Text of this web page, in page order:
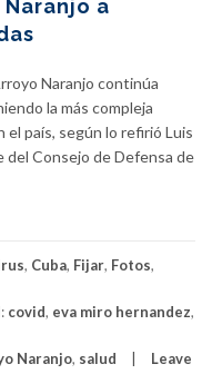
a
Naranjo continúa
la más compleja
país, según lo refirió Luis
Consejo de Defensa de
, Cuba, Fijar, Fotos,
covid, eva miro hernandez,
Naranjo, salud Leave